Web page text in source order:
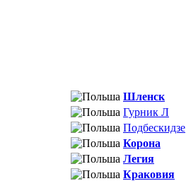
Шленск
Гурник Л
Подбескидзе
Корона
Легия
Краковия